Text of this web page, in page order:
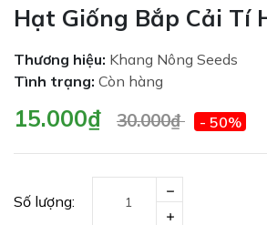
Hạt Giống Bắp Cải Tí
Thương hiệu: Khang Nông Seeds
Tình trạng: Còn hàng
15.000₫ 30.000₫ - 50%
Số lượng: